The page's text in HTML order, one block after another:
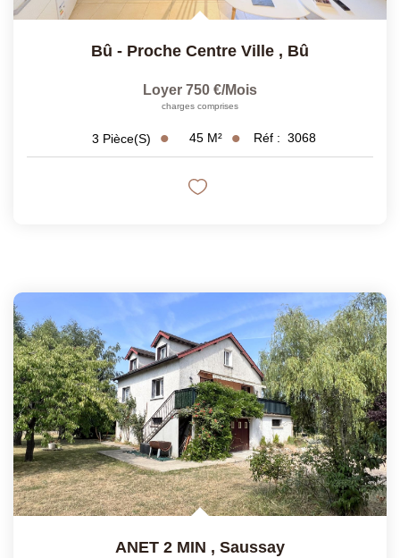
Bû - Proche Centre Ville , Bû
Loyer 750 €/mois
charges comprises
3 Pièce(s) 45 M² Réf : 3068
ANET 2 MIN , Saussay